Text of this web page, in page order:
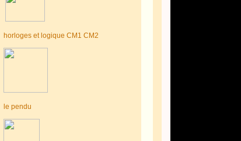
horloges et logique CM1 CM2
le pendu